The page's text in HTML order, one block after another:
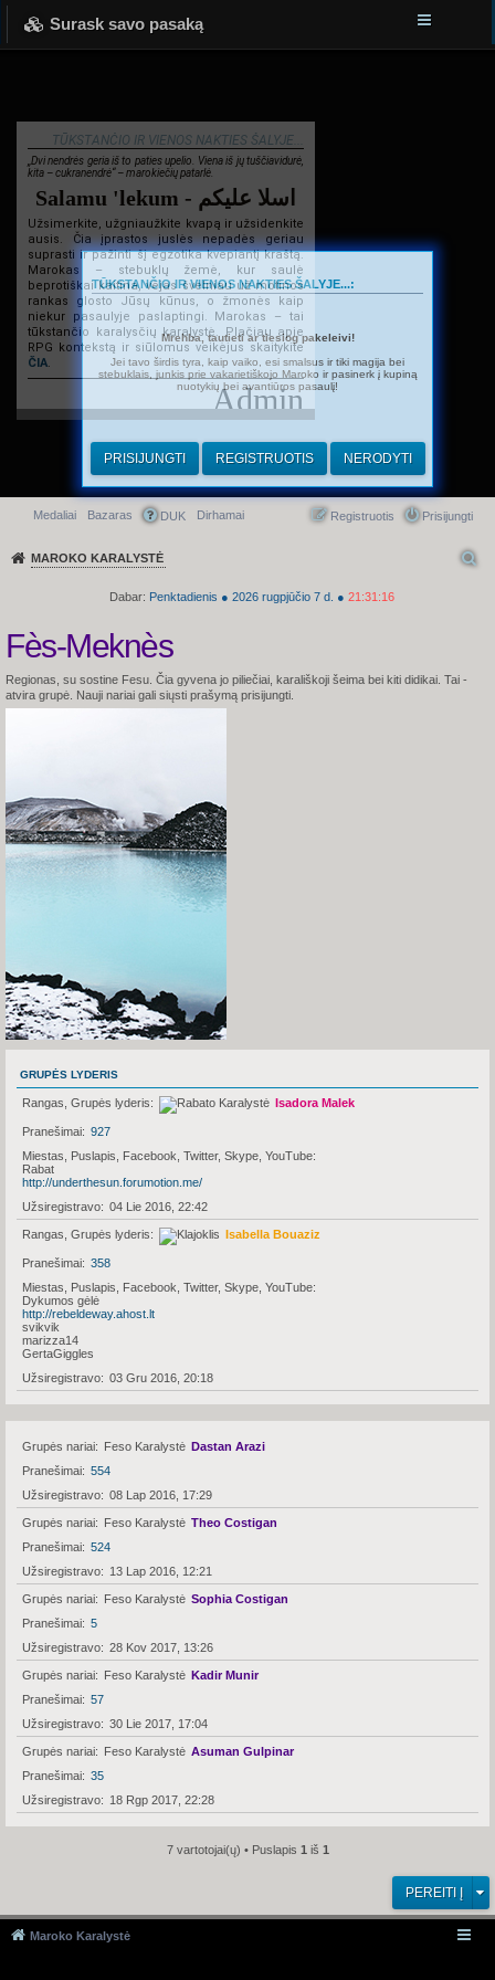
Surask savo pasaką
TŪKSTANČIO IR VIENOS NAKTIES ŠALYJE...
„Dvi nendrės geria iš to paties upelio. Viena iš jų tuščiavidurė,
kita – cukranendrė“ – marokiečių patarlė.
Salamu 'lekum - اسلا عليكم
Užsimerkite, užgniaužkite kvapą ir užsidenkite
ausis. Čia įprastos juslės nepadės geriau
suprasti ir pažinti šį egzotika kvepiantį kraštą.
Marokas – stebuklų žemė, kur saulė
beprotiškai kaitina, vėjas švelniau už motinos
rankas glosto Jūsų kūnus, o žmonės kaip
niekur pasaulyje paslaptingi. Marokas – tai
tūkstančio karalysčių karalystė. Plačiau apie
RPG kontekstą ir siūlomus veikėjus skaitykite
ČIA.
Admin
Greitasis meniu
Medaliai Bazaras DUK Dirhamai Prisijungti
Registruotis
MAROKO KARALYSTĖ
Dabar: Penktadienis ● 2026 rugpjūčio 7 d. ● 21:31:17
TŪKSTANČIO IR VIENOS NAKTIES ŠALYJE...:
Mrehba, tautieti ar tiesiog pakeleivi!
Jei tavo širdis tyra, kaip vaiko, esi smalsus ir tiki magija bei
stebuklais, junkis prie vakarietiškojo Maroko ir pasinerk į kupiną
nuotykių bei avantiūros pasaulį!
PRISIJUNGTI REGISTRUOTIS NERODYTI
Fès-Meknès
Regionas, su sostine Fesu. Čia gyvena jo piliečiai, karališkoji šeima bei kiti didikai. Tai -
atvira grupė. Nauji nariai gali siųsti prašymą prisijungti.
GRUPĖS LYDERIS
Rangas, Grupės lyderis Isadora Malek
Pranešimai
927
Miestas, Puslapis, Facebook, Twitter, Skype, YouTube
Rabat
http://underthesun.forumotion.me/
Užsiregistravo
04 Lie 2016, 22:42
Rangas, Grupės lyderis Isabella Bouaziz
Pranešimai
358
Miestas, Puslapis, Facebook, Twitter, Skype, YouTube
Dykumos gėlė
http://rebeldeway.ahost.lt
svikvik
marizza14
GertaGiggles
Užsiregistravo
03 Gru 2016, 20:18
Grupės nariai Feso Karalystė Dastan Arazi
Pranešimai
554
Užsiregistravo
08 Lap 2016, 17:29
Grupės nariai Feso Karalystė Theo Costigan
Pranešimai
524
Užsiregistravo
13 Lap 2016, 12:21
Grupės nariai Feso Karalystė Sophia Costigan
Pranešimai
5
Užsiregistravo
28 Kov 2017, 13:26
Grupės nariai Feso Karalystė Kadir Munir
Pranešimai
57
Užsiregistravo
30 Lie 2017, 17:04
Grupės nariai Feso Karalystė Asuman Gulpinar
Pranešimai
35
Užsiregistravo
18 Rgp 2017, 22:28
7 vartotojai(ų) • Puslapis 1 iš 1
PEREITI Į
Maroko Karalystė